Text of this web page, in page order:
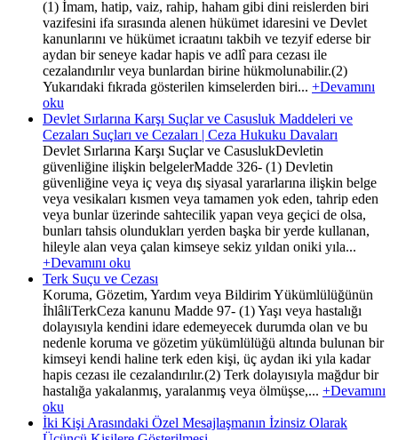
(1) İmam, hatip, vaiz, rahip, haham gibi dini reislerden biri
vazifesini ifa sırasında alenen hükümet idaresini ve Devlet
kanunlarını ve hükümet icraatını takbih ve tezyif ederse bir
aydan bir seneye kadar hapis ve adlî para cezası ile
cezalandırılır veya bunlardan birine hükmolunabilir.(2)
Yukarıdaki fıkrada gösterilen kimselerden biri... +Devamını
oku
Devlet Sırlarına Karşı Suçlar ve Casusluk Maddeleri ve
Cezaları Suçları ve Cezaları | Ceza Hukuku Davaları
Devlet Sırlarına Karşı Suçlar ve CasuslukDevletin
güvenliğine ilişkin belgelerMadde 326- (1) Devletin
güvenliğine veya iç veya dış siyasal yararlarına ilişkin belge
veya vesikaları kısmen veya tamamen yok eden, tahrip eden
veya bunlar üzerinde sahtecilik yapan veya geçici de olsa,
bunları tahsis olundukları yerden başka bir yerde kullanan,
hileyle alan veya çalan kimseye sekiz yıldan oniki yıla...
+Devamını oku
Terk Suçu ve Cezası
Koruma, Gözetim, Yardım veya Bildirim Yükümlülüğünün
İhlâliTerkCeza kanunu Madde 97- (1) Yaşı veya hastalığı
dolayısıyla kendini idare edemeyecek durumda olan ve bu
nedenle koruma ve gözetim yükümlülüğü altında bulunan bir
kimseyi kendi haline terk eden kişi, üç aydan iki yıla kadar
hapis cezası ile cezalandırılır.(2) Terk dolayısıyla mağdur bir
hastalığa yakalanmış, yaralanmış veya ölmüşse,... +Devamını
oku
İki Kişi Arasındaki Özel Mesajlaşmanın İzinsiz Olarak